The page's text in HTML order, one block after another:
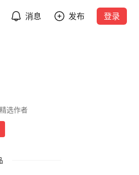
消息 发布 登录
选作者